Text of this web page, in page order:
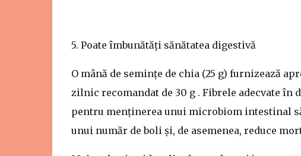
5. Poate îmbunătăți sănătatea digestivă
O mână de semințe de chia (25 g) furnizează
zilnic recomandat de 30 g . Fibrele adecvate
pentru menținerea unui microbiom intestinal
unui număr de boli și, de asemenea, reduce